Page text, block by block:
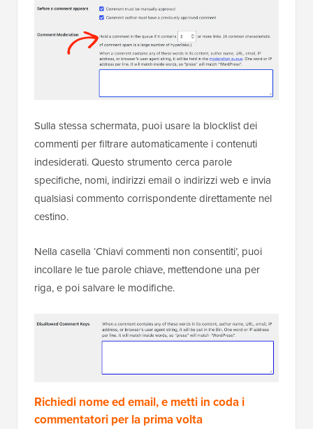
Sulla stessa schermata, puoi usare la blocklist dei
commenti per filtrare automaticamente i contenuti
indesiderati. Questo strumento cerca parole
specifiche, nomi, indirizzi email o indirizzi web e invia
qualsiasi commento corrispondente direttamente nel
cestino.
Nella casella ‘Chiavi commenti non consentiti’, puoi
incollare le tue parole chiave, mettendone una per
riga, e poi salvare le modifiche.
Richiedi nome ed email, e metti in coda i
commentatori per la prima volta